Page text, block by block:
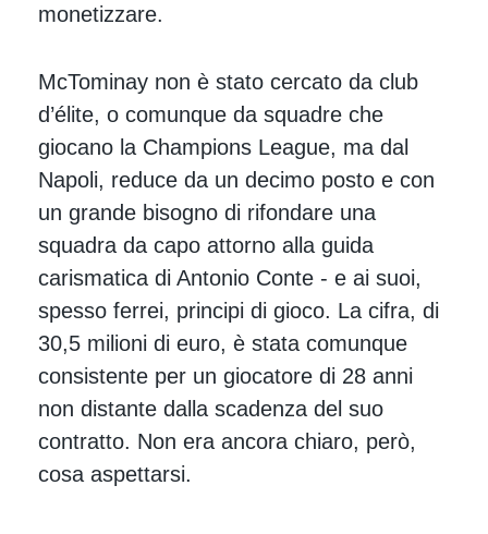
monetizzare.
McTominay non è stato cercato da club
d’élite, o comunque da squadre che
giocano la Champions League, ma dal
Napoli, reduce da un decimo posto e con
un grande bisogno di rifondare una
squadra da capo attorno alla guida
carismatica di Antonio Conte - e ai suoi,
spesso ferrei, principi di gioco. La cifra, di
30,5 milioni di euro, è stata comunque
consistente per un giocatore di 28 anni
non distante dalla scadenza del suo
contratto. Non era ancora chiaro, però,
cosa aspettarsi.